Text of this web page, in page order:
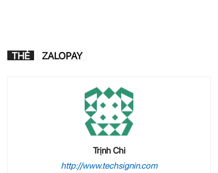
THẺ ZALOPAY
Trịnh Chi
http://www.techsignin.com